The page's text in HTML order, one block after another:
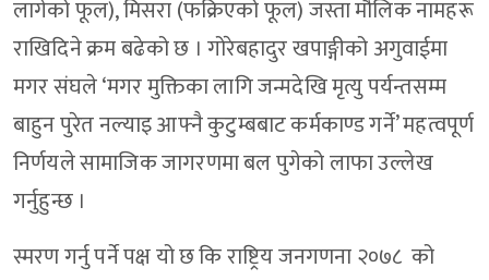
लागेको फूल), मिसरा (फक्रिएको फूल) जस्ता मौलिक नामहरू
राखिदिने क्रम बढेको छ । गोरेबहादुर खपाङ्गीको अगुवाईमा
मगर संघले ‘मगर मुक्तिका लागि जन्मदेखि मृत्यु पर्यन्तसम्म
बाहुन पुरेत नल्याइ आफ्नै कुटुम्बबाट कर्मकाण्ड गर्ने’ महत्वपूर्ण
निर्णयले सामाजिक जागरणमा बल पुगेको लाफा उल्लेख
गर्नुहुन्छ ।
स्मरण गर्नु पर्ने पक्ष यो छ कि राष्ट्रिय जनगणना २०७८ को